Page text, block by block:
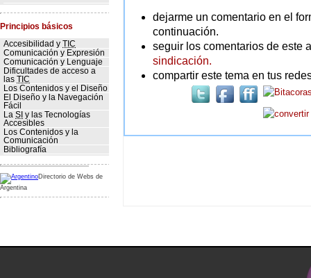
Principios básicos
Accesibilidad y TIC
Comunicación y Expresión
Comunicación y Lenguaje
Dificultades de acceso a
las TIC
Los Contenidos y el Diseño
El Diseño y la Navegación
Fácil
La SI y las Tecnologías
Accesibles
Los Contenidos y la
Comunicación
Bibliografía
Directorio de Webs de
Argentina
dejarme un comentario en el
continuación.
seguir los comentarios de este
sindicación.
compartir este tema en tus